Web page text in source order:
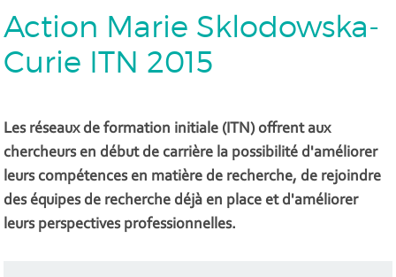
Action Marie Sklodowska-
Curie ITN 2015
Les réseaux de formation initiale (ITN) offrent aux
chercheurs en début de carrière la possibilité d'améliorer
leurs compétences en matière de recherche, de rejoindre
des équipes de recherche déjà en place et d'améliorer
leurs perspectives professionnelles.